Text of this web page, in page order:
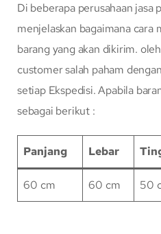
Di beberapa perusahaan jasa
menjelaskan bagaimana
barang yang akan dikirim.
customer salah paham
setiap Ekspedisi. Apabila
sebagai berikut :
Panjang Lebar
60 cm 60 cm 50